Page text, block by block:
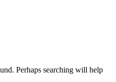
Perhaps searching will help